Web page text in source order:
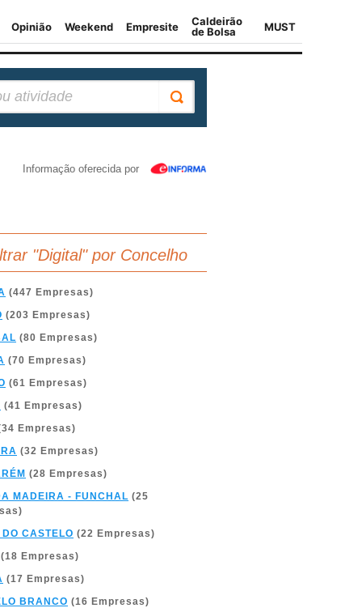
Informação oferecida por
"Digital" por Concelho
(447 Empresas)
(203 Empresas)
(80 Empresas)
(70 Empresas)
(61 Empresas)
(41 Empresas)
Empresas)
(32 Empresas)
(28 Empresas)
MADEIRA - FUNCHAL (25
CASTELO (22 Empresas)
(18 Empresas)
(17 Empresas)
BRANCO (16 Empresas)